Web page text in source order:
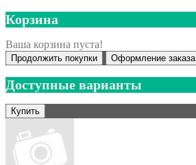
Корзина
Ваша корзина пуста!
Продолжить покупки Оформление заказа
Доступные варианты